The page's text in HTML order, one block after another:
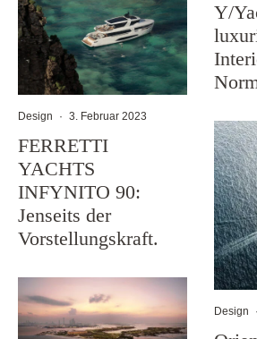
Design · 3. Februar 2023
FERRETTI
YACHTS
INFYNITO 90:
Jenseits der
Vorstellungskraft.
Y/
Design ·